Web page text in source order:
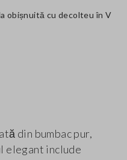
obișnuită cu decolteu în V
din bumbac pur,
elegant include